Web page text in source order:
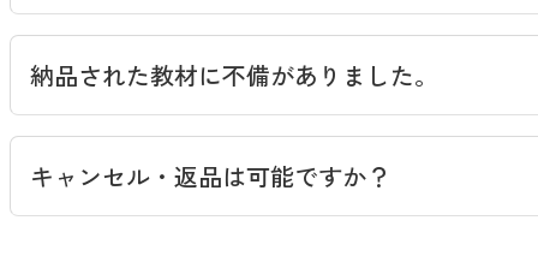
納品された教材に不備がありました。
キャンセル・返品は可能ですか？